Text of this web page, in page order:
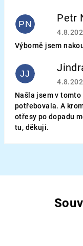
PN Petr
Výborně jsem
JJ
Našla jsem v
potřebovala. A
otřesy po dopadu
tu, děkuji.